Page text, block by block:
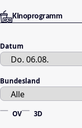
Kinoprogramm
Datum
Bundesland
OV 3D